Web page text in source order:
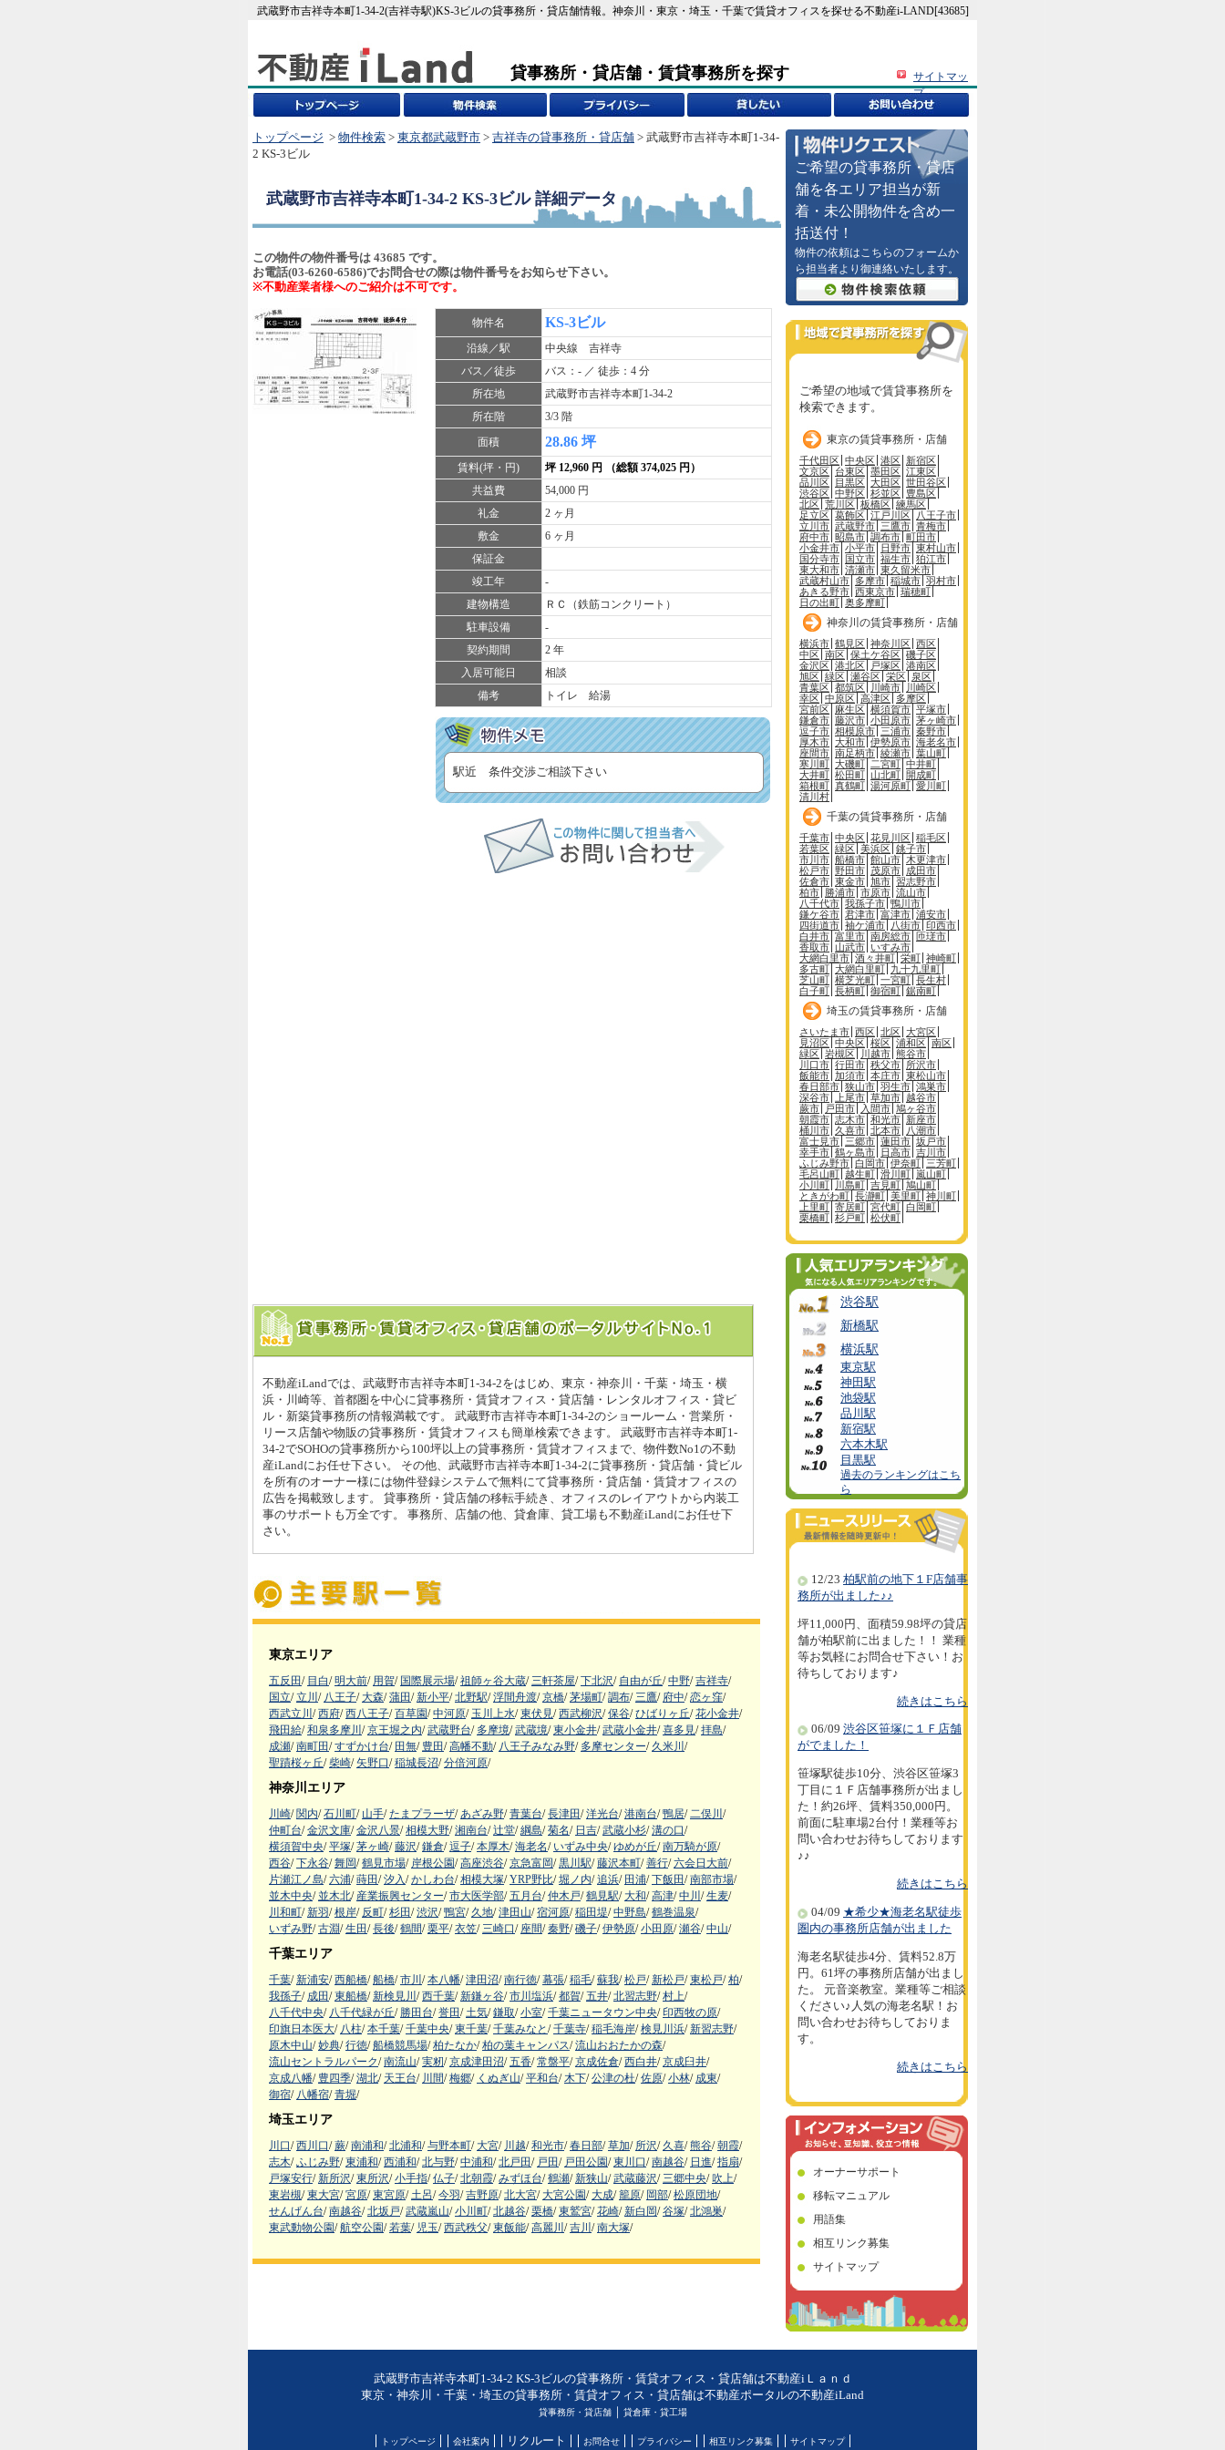
武蔵野市吉祥寺本町1-34-2(吉祥寺駅)KS-3ビルの貸事務所・貸店舗情報。神奈川・東京・埼玉・千葉で賃貸オフィスを探せる不動産i-LAND[43685]
貸事務所・貸店舗・賃貸事務所を探す
サイトマッ
プ
トップページ > 物件検索 > 東京都武蔵野市 > 吉祥寺の貸事務所・貸店舗 > 武蔵野市吉祥寺本町1-34-
2 KS-3ビル
武蔵野市吉祥寺本町1-34-2 KS-3ビル詳細データ
この物件の物件番号は 43685 です。
お電話(03-6260-6586)でお問合せの際は物件番号をお知らせ下さい。
※不動産業者様へのご紹介は不可です。
物件名 KS-3ビル
沿線／駅
中央線 吉祥寺
バス／徒歩
バス：- ／ 徒歩：4 分
所在地
武蔵野市吉祥寺本町1-34-2
所在階
3/3 階
面積
28.86 坪
賃料(坪・円)
坪 12,960 円 （総額 374,025 円）
共益費
54,000 円
礼金
2 ヶ月
敷金
6 ヶ月
保証金
竣工年
-
建物構造
ＲＣ（鉄筋コンクリート）
駐車設備
-
契約期間
2 年
入居可能日
相談
備考
トイレ 給湯
駅近 条件交渉ご相談下さい
不動産iLandでは、武蔵野市吉祥寺本町1-34-2をはじめ、東京・神奈川・千葉・埼玉・横
浜・川崎等、首都圏を中心に貸事務所・賃貸オフィス・貸店舗・レンタルオフィス・貸ビ
ル・新築貸事務所の情報満載です。 武蔵野市吉祥寺本町1-34-2のショールーム・営業所・
リース店舗や物販の貸事務所・賃貸オフィスも簡単検索できます。 武蔵野市吉祥寺本町1-
34-2でSOHOの貸事務所から100坪以上の貸事務所・賃貸オフィスまで、物件数No1の不動
産iLandにお任せ下さい。 その他、武蔵野市吉祥寺本町1-34-2に貸事務所・貸店舗・貸ビル
を所有のオーナー様には物件登録システムで無料にて貸事務所・貸店舗・賃貸オフィスの
広告を掲載致します。 貸事務所・貸店舗の移転手続き、オフィスのレイアウトから内装工
事のサポートも万全です。 事務所、店舗の他、貸倉庫、貸工場も不動産iLandにお任せ下
さい。
東京エリア
五反田/ 目白/ 明大前/ 用賀/ 国際展示場/ 祖師ヶ谷大蔵/ 三軒茶屋/ 下北沢/ 自由が丘/ 中野/ 吉祥寺/
国立/ 立川 / 八王子/ 大森/ 蒲田/ 新小平/ 北野駅/ 浮間舟渡/ 京橋/ 茅場町/ 調布/ 三鷹/ 府中/ 恋ヶ窪/
西武立川 / 西府/ 西八王子/ 百草園/ 中河原/ 玉川上水/ 東伏見/ 西武柳沢/ 保谷/ ひばりヶ丘/ 花小金井/
飛田給/ 和泉多摩川 / 京王堀之内/ 武蔵野台/ 多摩境/ 武蔵境/ 東小金井/ 武蔵小金井/ 喜多見/ 拝島/
成瀬/ 南町田/ すずかけ台/ 田無/ 豊田/ 高幡不動/ 八王子みなみ野/ 多摩センター/ 久米川 /
聖蹟桜ヶ丘/ 柴崎/ 矢野口/ 稲城長沼/ 分倍河原/
神奈川エリア
川崎/ 関内/ 石川町/ 山手/ たまプラーザ/ あざみ野/ 青葉台/ 長津田/ 洋光台/ 港南台/ 鴨居/ 二俣川 /
仲町台/ 金沢文庫/ 金沢八景/ 相模大野/ 湘南台/ 辻堂/ 綱島/ 菊名/ 日吉/ 武蔵小杉/ 溝の口/
横須賀中央/ 平塚/ 茅ヶ崎/ 藤沢/ 鎌倉/ 逗子/ 本厚木/ 海老名/ いずみ中央/ ゆめが丘/ 南万騎が原/
西谷/ 下永谷/ 舞岡/ 鶴見市場/ 岸根公園/ 高座渋谷/ 京急富岡/ 黒川駅/ 藤沢本町/ 善行/ 六会日大前/
片瀬江ノ島/ 六浦/ 蒔田/ 汐入/ かしわ台/ 相模大塚/ YRP野比/ 堀ノ内/ 追浜/ 田浦/ 下飯田/ 南部市場/
並木中央/ 並木北/ 産業振興センター/ 市大医学部/ 五月台/ 仲木戸/ 鶴見駅/ 大和/ 高津/ 中川 / 生麦/
川和町/ 新羽/ 根岸/ 反町/ 杉田/ 渋沢/ 鴨宮/ 久地/ 津田山/ 宿河原/ 稲田堤/ 中野島/ 鶴巻温泉/
いずみ野/ 古淵/ 生田/ 長後/ 鶴間/ 栗平/ 衣笠/ 三崎口/ 座間/ 秦野/ 磯子/ 伊勢原/ 小田原/ 瀬谷/ 中山/
千葉エリア
千葉/ 新浦安/ 西船橋/ 船橋/ 市川 / 本八幡/ 津田沼/ 南行徳/ 幕張/ 稲毛/ 蘇我/ 松戸/ 新松戸/ 東松戸/ 柏/
我孫子/ 成田/ 東船橋/ 新検見川 / 西千葉/ 新鎌ヶ谷/ 市川塩浜/ 都賀/ 五井/ 北習志野/ 村上/
八千代中央/ 八千代緑が丘/ 勝田台/ 誉田/ 土気/ 鎌取/ 小室/ 千葉ニュータウン中央/ 印西牧の原/
印旗日本医大/ 八柱/ 本千葉/ 千葉中央/ 東千葉/ 千葉みなと/ 千葉寺/ 稲毛海岸/ 検見川浜/ 新習志野/
原木中山/ 妙典/ 行徳/ 船橋競馬場/ 柏たなか/ 柏の葉キャンパス/ 流山おおたかの森/
流山セントラルパーク/ 南流山/ 実籾/ 京成津田沼/ 五香/ 常盤平/ 京成佐倉/ 西白井/ 京成臼井/
京成八幡/ 豊四季/ 湖北/ 天王台/ 川間/ 梅郷/ くぬぎ山/ 平和台/ 木下/ 公津の杜/ 佐原/ 小林/ 成東/
御宿/ 八幡宿/ 青堀/
埼玉エリア
川口/ 西川口/ 蕨/ 南浦和/ 北浦和/ 与野本町/ 大宮/ 川越/ 和光市/ 春日部/ 草加/ 所沢/ 久喜/ 熊谷/ 朝霞/
志木/ ふじみ野/ 東浦和/ 西浦和/ 北与野/ 中浦和/ 北戸田/ 戸田/ 戸田公園/ 東川口/ 南越谷/ 日進/ 指扇/
戸塚安行/ 新所沢/ 東所沢/ 小手指/ 仏子/ 北朝霞/ みずほ台/ 鶴瀬/ 新狭山/ 武蔵藤沢/ 三郷中央/ 吹上/
東岩槻/ 東大宮/ 宮原/ 東宮原/ 土呂/ 今羽/ 吉野原/ 北大宮/ 大宮公園/ 大成/ 籠原/ 岡部/ 松原団地/
せんげん台/ 南越谷/ 北坂戸/ 武蔵嵐山/ 小川町/ 北越谷/ 栗橋/ 東鷲宮/ 花崎/ 新白岡/ 谷塚/ 北鴻巣/
東武動物公園/ 航空公園/ 若葉/ 児玉/ 西武秩父/ 東飯能/ 高麗川 / 吉川 / 南大塚/
ご希望の貸事務所・貸店
舗を各エリア担当が新
着・未公開物件を含め一
括送付！
物件の依頼はこちらのフォームか
ら担当者より御連絡いたします。
ご希望の地域で賃貸事務所を
検索できます。
東京の賃貸事務所・店舗
千代田区 中央区 港区 新宿区
文京区 台東区 墨田区 江東区
品川区 目黒区 大田区 世田谷区
渋谷区 中野区 杉並区 豊島区
北区 荒川区 板橋区 練馬区
足立区 葛飾区 江戸川区
八王子市
立川市 武蔵野市 三鷹市 青梅市
府中市 昭島市 調布市 町田市
小金井市 小平市 日野市 東村山市
国分寺市
国立市 福生市 狛江市
東大和市 清瀬市 東久留米市
武蔵村山市 多摩市 稲城市 羽村市
あきる野市 西東京市 瑞穂町
日の出町 奥多摩町
神奈川の賃貸事務所・店舗
横浜市 鶴見区 神奈川区 西区
中区 南区 保土ケ谷区 磯子区
金沢区 港北区 戸塚区 港南区
旭区 緑区 瀬谷区 栄区 泉区
青葉区 都筑区 川崎市
川崎区
幸区 中原区 高津区 多摩区
宮前区 麻生区 横須賀市 平塚市
鎌倉市 藤沢市 小田原市 茅ヶ崎市
逗子市 相模原市 三浦市 秦野市
厚木市 大和市 伊勢原市 海老名市
座間市 南足柄市 綾瀬市 葉山町
寒川町 大磯町 二宮町 中井町
大井町 松田町 山北町 開成町
箱根町 真鶴町 湯河原町 愛川町
清川村
千葉の賃貸事務所・店舗
千葉市 中央区 花見川区 稲毛区
若葉区 緑区 美浜区 銚子市
市川市 船橋市 館山市 木更津市
松戸市 野田市 茂原市 成田市
佐倉市 東金市 旭市 習志野市
柏市 勝浦市 市原市 流山市
八千代市 我孫子市 鴨川市
鎌ケ谷市 君津市 富津市 浦安市
四街道市 袖ケ浦市 八街市 印西市
白井市 富里市 南房総市 匝瑳市
香取市 山武市 いすみ市
大網白里市 酒々井町 栄町 神崎町
多古町 大網白里町 九十九里町
芝山町 横芝光町 一宮町 長生村
白子町 長柄町 御宿町 鋸南町
埼玉の賃貸事務所・店舗
さいたま市 西区 北区 大宮区
見沼区 中央区 桜区 浦和区 南区
緑区 岩槻区 川越市 熊谷市
川口市 行田市 秩父市 所沢市
飯能市 加須市 本庄市 東松山市
春日部市 狭山市 羽生市 鴻巣市
深谷市
上尾市 草加市 越谷市
蕨市
戸田市 入間市 鳩ヶ谷市
朝霞市 志木市 和光市 新座市
桶川市 久喜市 北本市
八潮市
富士見市 三郷市 蓮田市 坂戸市
幸手市 鶴ヶ島市 日高市 吉川市
ふじみ野市 白岡市 伊奈町 三芳町
毛呂山町 越生町 滑川町 嵐山町
小川町
川島町 吉見町 鳩山町
ときがわ町 長瀞町 美里町 神川町
上里町 寄居町 宮代町 白岡町
栗橋町 杉戸町 松伏町
渋谷駅
新橋駅
横浜駅
東京駅
神田駅
池袋駅
品川駅
新宿駅
六本木駅
目黒駅
過去のランキングはこち
ら
12/23 柏駅前の地下１F店舗事
務所が出ました♪♪
坪11,000円、面積59.98坪の貸店
舗が柏駅前に出ました！！ 業種
等お気軽にお問合せ下さい！お
待ちしております♪
続きはこちら
06/09 渋谷区笹塚に１Ｆ店舗
がでました！
笹塚駅徒歩10分、渋谷区笹塚3
丁目に１Ｆ店舗事務所が出まし
た！約26坪、賃料350,000円。
前面に駐車場2台付！業種等お
問い合わせお待ちしております
♪♪
続きはこちら
04/09 ★希少★海老名駅徒歩
圏内の事務所店舗が出ました
海老名駅徒歩4分、賃料52.8万
円。61坪の事務所店舗が出まし
た。 元音楽教室。業種等ご相談
ください♪人気の海老名駅！お
問い合わせお待ちしておりま
す。
続きはこちら
オーナーサポート
移転マニュアル
用語集
相互リンク募集
サイトマップ
武蔵野市吉祥寺本町1-34-2 KS-3ビルの貸事務所・賃貸オフィス・貸店舗は不動産iＬａｎｄ
東京・神奈川・千葉・埼玉の貸事務所・賃貸オフィス・貸店舗は不動産ポータルの不動産iLand
貸事務所・貸店舗｜ 貸倉庫・貸工場
トップページ 会社案内 リクルート お問合せ プライバシー 相互リンク募集 サイトマップ